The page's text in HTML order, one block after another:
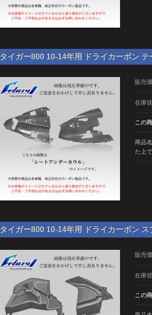
タイガー800 10-14年用 ドライカーボン
販売
在庫
この
商品
た上
タイガー800 10-14年用 ドライカーボン
販売
在庫
この